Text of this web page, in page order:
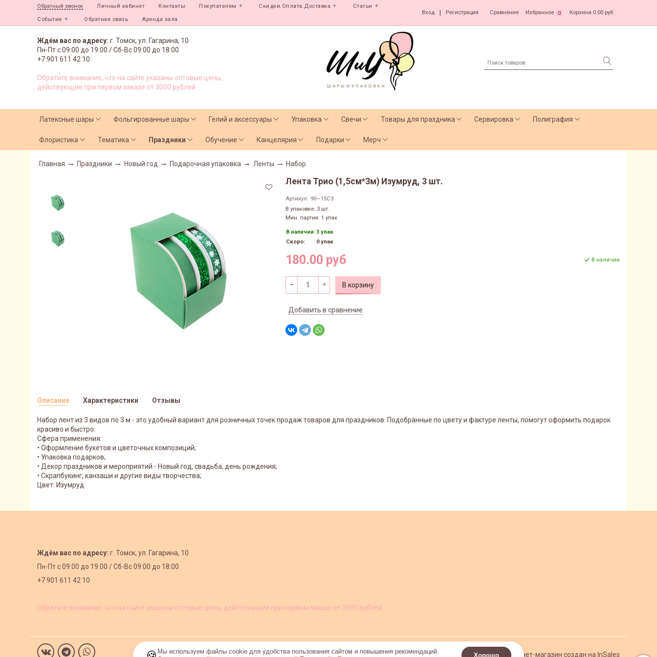
Обратный звонок Личный кабинет Контакты Покупателям Скидки.Оплата.Доставка Статьи
События Обратная связь Аренда зала
Вход Регистрация Сравнение Избранное 0 Корзина 0.00 руб
Ждём вас по адресу: г. Томск, ул. Гагарина, 10
Пн-Пт с09:00 до 19:00 /Сб-Вс 09:00 до 18:00
+7 901 611 42 10
Обратите внимание, что на сайте указаны оптовые цены,
действующие при первом заказе от 3000 рублей.
Латексные шары Фольгированные шары Гелий и аксессуары Упаковка Свечи Товары для праздника Сервировка Полиграфия
Флористика Тематика Праздники Обучение Канцелярия Подарки Мерч
Главная Праздники Новый год Подарочная упаковка Ленты Набор
Лента Трио (1,5см*3м) Изумруд, 3 шт.
Артикул: 90—15C3
В упаковке: 3 шт.
Мин. партия: 1 упак
В наличии:3 упак
Скоро:
0 упак
180.00 руб В наличии
В корзину
Добавить в сравнение
Описание
Набор лент из 3 видов по 3 м - это удобный вариант для розничных точек продаж товаров для праздников. Подобранные по цвету и фактуре ленты, помогут оформить подарок
красиво и быстро.
Сфера применения:
• Оформление букетов и цветочных композиций;
• Упаковка подарков;
• Декор праздников и мероприятий - Новый год, свадьба, день рождения;
• Скрапбукинг, канзаши и другие виды творчества;
Цвет: Изумруд
Характеристики Отзывы
Ждём вас по адресу: г. Томск, ул. Гагарина, 10
Пн-Пт с09:00 до 19:00 /Сб-Вс 09:00 до 18:00
+7 901 611 42 10
Обратите внимание, что на сайте указаны оптовые цены, действующие при первом заказе от 3000 рублей.
Интернет-магазин создан на InSales
Мы используем файлы cookie для удобства пользования сайтом и повышения рекомендаций.
Хорошо